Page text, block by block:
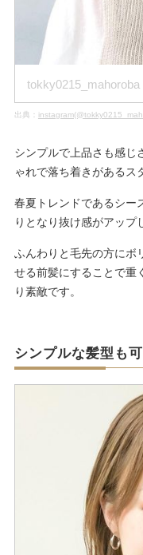
tokky0215_mahoroba
出典：
シンプルで上品さも感じ
ゃれで落ち着きがあるス
春夏トレンドであるシー
りとなり抜け感がアップ
ふんわりと毛先の方にボ
せる前髪にすることで重
り素敵です。
シンプルな髪型も